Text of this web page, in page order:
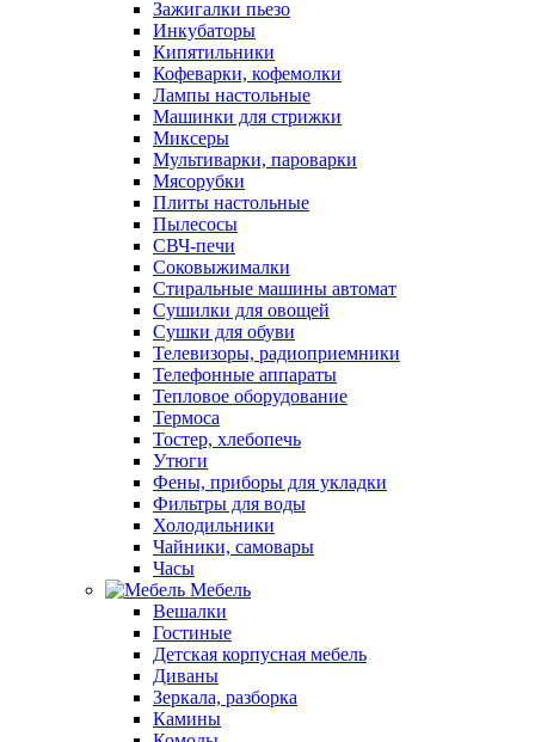
Зажигалки пьезо
Инкубаторы
Кипятильники
Кофеварки, кофемолки
Лампы настольные
Машинки для стрижки
Миксеры
Мультиварки, пароварки
Мясорубки
Плиты настольные
Пылесосы
СВЧ-печи
Соковыжималки
Стиральные машины автомат
Сушилки для овощей
Сушки для обуви
Телевизоры, радиоприемники
Телефонные аппараты
Тепловое оборудование
Термоса
Тостер, хлебопечь
Утюги
Фены, приборы для укладки
Фильтры для воды
Холодильники
Чайники, самовары
Часы
Мебель
Вешалки
Гостиные
Детская корпусная мебель
Диваны
Зеркала, разборка
Камины